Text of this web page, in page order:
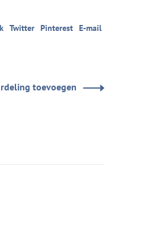
Twitter Pinterest E-mail
toevoegen